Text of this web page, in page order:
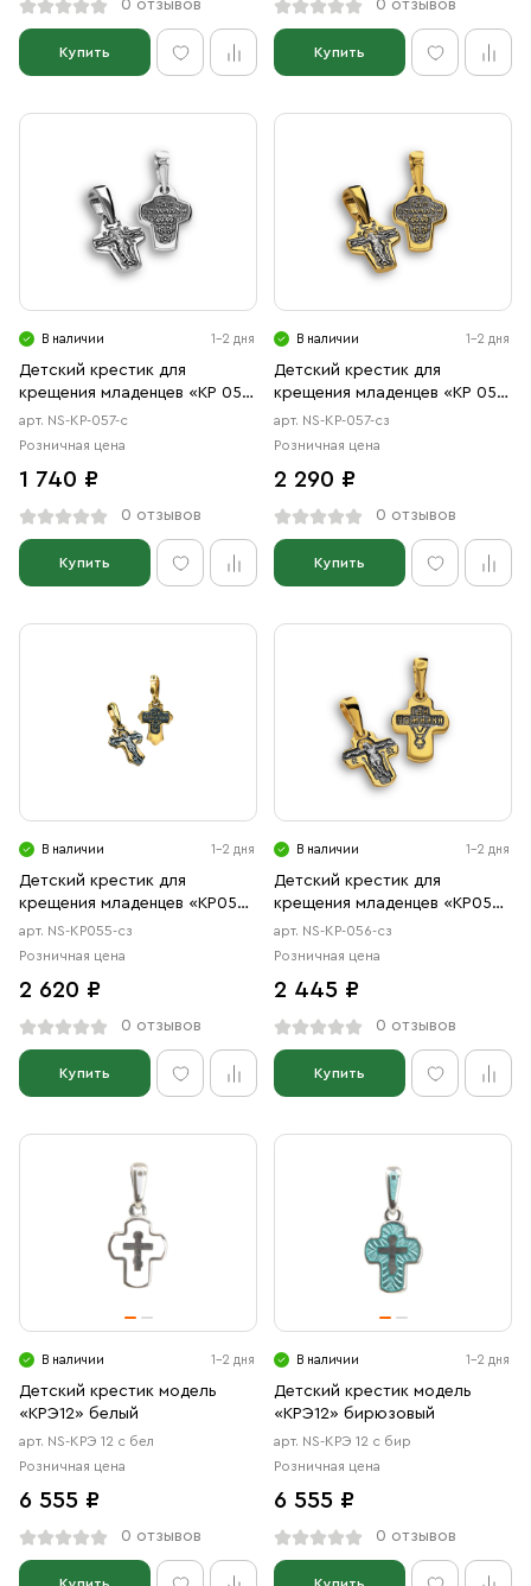
0 отзывов
Купить
0 отзывов
Купить
В наличии 1-2 дня
Детский крестик для
крещения младенцев «КР 057
с» серебро
арт. NS-КР-057-с
Розничная цена
1 740 ₽
0 отзывов
Купить
В наличии 1-2 дня
Детский крестик для
крещения младенцев «КР 057
сз» серебро/золочение
арт. NS-КР-057-сз
Розничная цена
2 290 ₽
0 отзывов
Купить
В наличии 1-2 дня
Детский крестик для
крещения младенцев «КР055»
серебро/золочение
арт. NS-КР055-сз
Розничная цена
2 620 ₽
0 отзывов
Купить
В наличии 1-2 дня
Детский крестик для
крещения младенцев «КР056»
серебро/золото
арт. NS-КР-056-сз
Розничная цена
2 445 ₽
0 отзывов
Купить
В наличии 1-2 дня
Детский крестик модель
«КРЭ12» белый
арт. NS-КРЭ 12 с бел
Розничная цена
6 555 ₽
0 отзывов
В наличии 1-2 дня
Детский крестик модель
«КРЭ12» бирюзовый
арт. NS-КРЭ 12 с бир
Розничная цена
6 555 ₽
0 отзывов